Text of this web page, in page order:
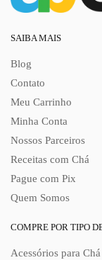
SAIBA MAIS
Blog
Contato
Meu Carrinho
Minha Conta
Nossos Parceiros
Receitas com Chá
Pague com Pix
Quem Somos
COMPRE POR TIPO
Acessórios para Chá